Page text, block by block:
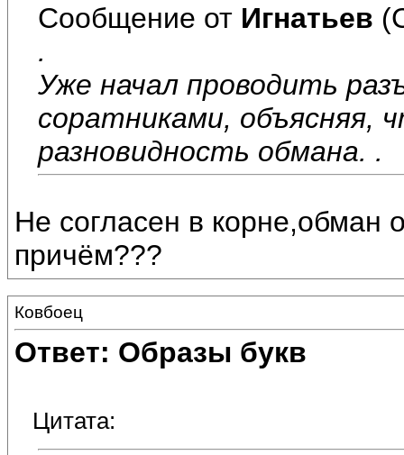
Сообщение от Игнатьев
.
Уже начал проводить
соратниками, объясняя,
разновидность обмана. .
Не согласен в корне,обман
причём???
Ковбоец
Ответ: Образы букв
Цитата: